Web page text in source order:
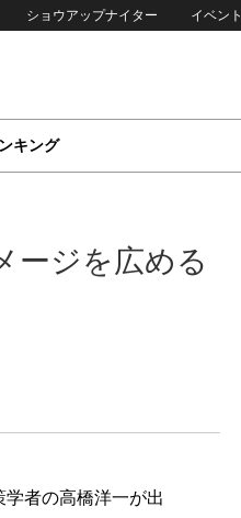
ショウアップナイター イベント
キング
ージを広める
者の高橋洋一が出